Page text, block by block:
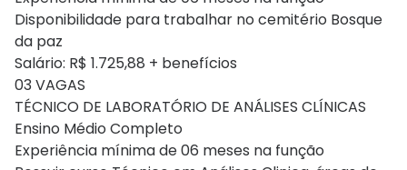
Disponibilidade para trabalhar no cemitério Bosque
da paz
Salário: R$ 1.725,88 + benefícios
03 VAGAS
TÉCNICO DE LABORATÓRIO DE ANÁLISES CLÍNICAS
Ensino Médio Completo
Experiência mínima de 06 meses na função